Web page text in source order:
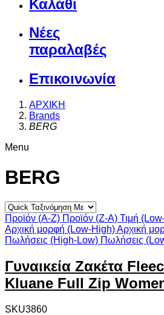
Καλάθι
Νέες
παραλαβές
Επικοινωνία
ΑΡΧΙΚΗ
Brands
BERG
Menu
BERG
Προϊόν (A-Z) Προϊόν (Z-A) Τιμή
Αρχική μορφή (Low-High)Αρχική
Πωλήσεις (High-Low) Πωλήσεις
Γυναικεία Ζακέτα
Kluane Full Zip
SKU3860